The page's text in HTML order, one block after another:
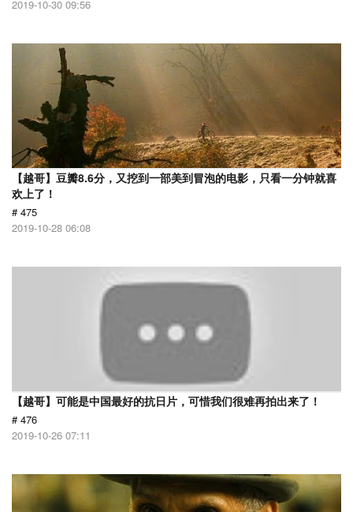
2019-10-30 09:56
【越哥】豆瓣8.6分，又挖到一部美到冒泡的电影，只看一分钟就喜
欢上了！
# 475
2019-10-28 06:08
【越哥】可能是中国最好的抗日片，可惜我们很难再拍出来了！
# 476
2019-10-26 07:11